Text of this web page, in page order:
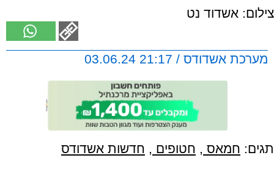
צילום: אשדוד נט
מערכת אשדודס / 21:17 03.06.24
תגים: חמאס , חטופים , חדשות אשדודס